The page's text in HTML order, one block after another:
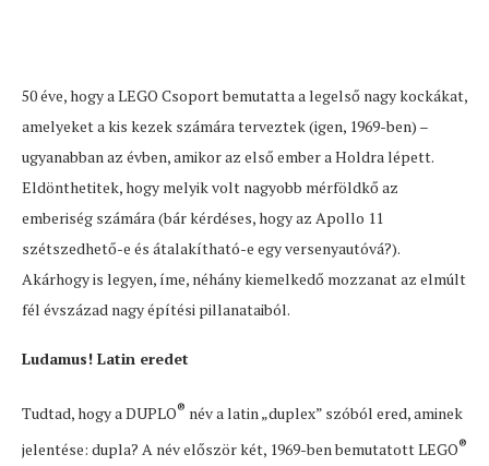
50 éve, hogy a LEGO Csoport bemutatta a legelső nagy kockákat,
amelyeket a kis kezek számára terveztek (igen, 1969-ben) –
ugyanabban az évben, amikor az első ember a Holdra lépett.
Eldönthetitek, hogy melyik volt nagyobb mérföldkő az
emberiség számára (bár kérdéses, hogy az Apollo 11
szétszedhető-e és átalakítható-e egy versenyautóvá?).
Akárhogy is legyen, íme, néhány kiemelkedő mozzanat az elmúlt
fél évszázad nagy építési pillanataiból.
Ludamus! Latin eredet
Tudtad, hogy a DUPLO® név a latin „duplex” szóból ered, aminek
jelentése: dupla? A név először két, 1969-ben bemutatott LEGO®